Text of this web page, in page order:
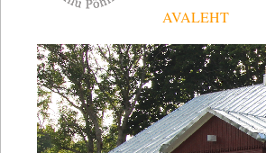
AVALEHT